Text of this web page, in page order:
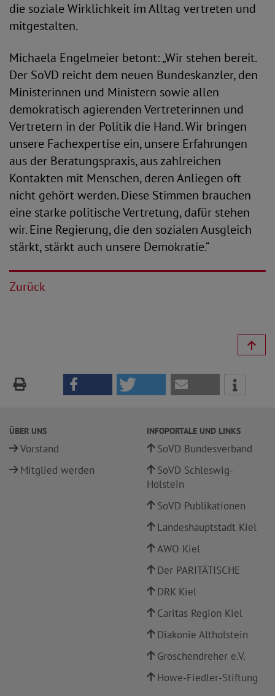
die soziale Wirklichkeit im Alltag vertreten und
mitgestalten.
Michaela Engelmeier betont: „Wir stehen bereit.
Der SoVD reicht dem neuen Bundeskanzler, den
Ministerinnen und Ministern sowie allen
demokratisch agierenden Vertreterinnen und
Vertretern in der Politik die Hand. Wir bringen
unsere Fachexpertise ein, unsere Erfahrungen
aus der Beratungspraxis, aus zahlreichen
Kontakten mit Menschen, deren Anliegen oft
nicht gehört werden. Diese Stimmen brauchen
eine starke politische Vertretung, dafür stehen
wir. Eine Regierung, die den sozialen Ausgleich
stärkt, stärkt auch unsere Demokratie.“
Zurück
ÜBER UNS
Vorstand
Mitglied werden
INFOPORTALE UND LINKS
SoVD Bundesverband
SoVD Schleswig-
Holstein
SoVD Publikationen
Landeshauptstadt Kiel
AWO Kiel
Der PARITÄTISCHE
DRK Kiel
Caritas Region Kiel
Diakonie Altholstein
Groschendreher e.V.
Howe-Fiedler-Stiftung